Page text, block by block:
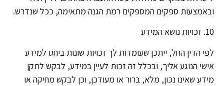
ובאמצעות ספקים המספקים רמת הגנה מתאימה, ככל שנדרש.
10. זכויות נושא המידע
לפי הדין החל, ייתכן שעומדות לך זכויות שונות ביחס למידע
אישי הנוגע אליך, ובכלל זה זכות לעיין במידע, לבקש לתקן
מידע שאינו נכון, מלא, ברור או מעודכן, וכן לבקש מחיקה או